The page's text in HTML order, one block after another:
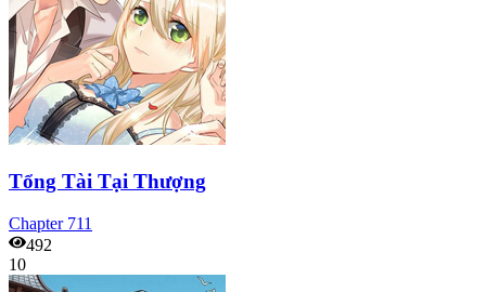
Tổng Tài Tại Thượng
Chapter 711
492
10